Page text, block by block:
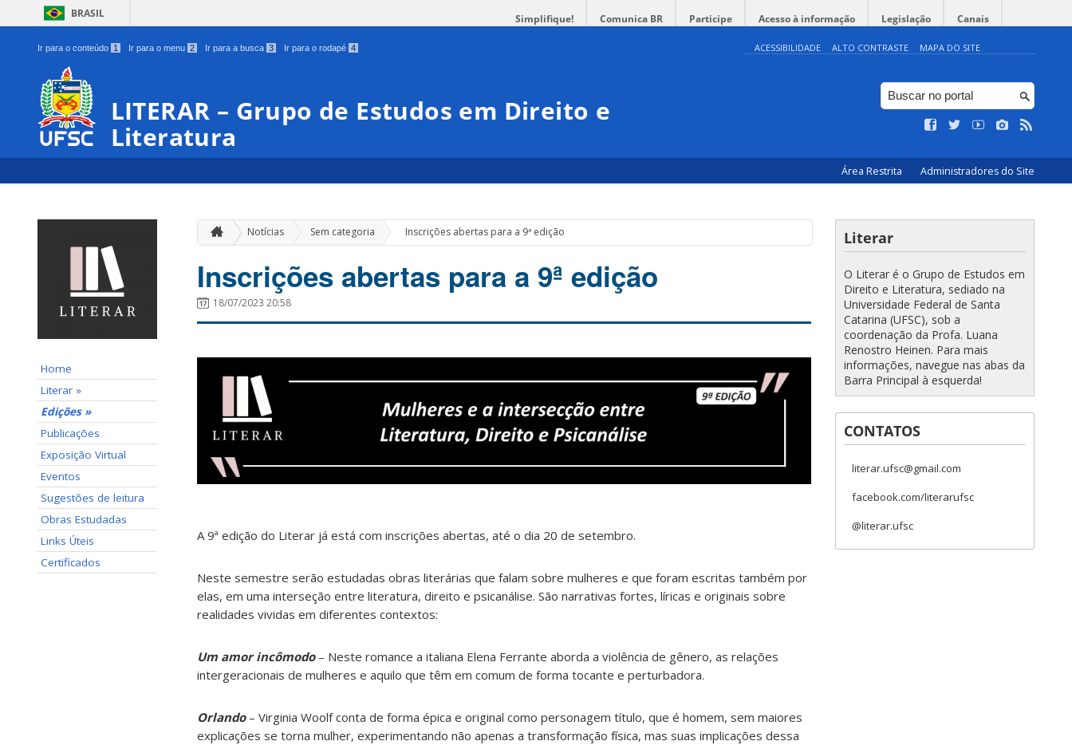
BRASIL Simplifique! Comunica BR Participe Acesso à informação Legislação Canais
Ir para o conteúdo 1 Ir para o menu 2 Ir para a busca 3 Ir para o rodapé 4 ACESSIBILIDADE ALTO CONTRASTE MAPA DO SITE
LITERAR – Grupo de Estudos em Direito e
Literatura
Área Restrita Administradores do Site
Home
Literar »
Edições »
Publicações
Exposição Virtual
Eventos
Sugestões de leitura
Obras Estudadas
Links Úteis
Certificados
Notícias Sem categoria » Inscrições abertas para a 9ª edição
Inscrições abertas para a 9ª edição
18/07/2023 20:58
A 9ª edição do Literar já está com inscrições abertas, até o dia 20 de setembro.
Neste semestre serão estudadas obras literárias que falam sobre mulheres e que foram escritas também por
elas, em uma interseção entre literatura, direito e psicanálise. São narrativas fortes, líricas e originais sobre
realidades vividas em diferentes contextos:
Um amor incômodo– Neste romance a italiana Elena Ferrante aborda a violência de gênero, as relações
intergeracionais de mulheres e aquilo que têm em comum de forma tocante e perturbadora.
Orlando– Virginia Woolf conta de forma épica e original como personagem título, que é homem, sem maiores
explicações se torna mulher, experimentando não apenas a transformação física, mas suas implicações dessa
Literar
O Literar é o Grupo de Estudos em
Direito e Literatura, sediado na
Universidade Federal de Santa
Catarina (UFSC), sob a
coordenação da Profa. Luana
Renostro Heinen. Para mais
informações, navegue nas abas da
Barra Principal à esquerda!
CONTATOS
literar.ufsc@gmail.com
facebook.com/literarufsc
@literar.ufsc